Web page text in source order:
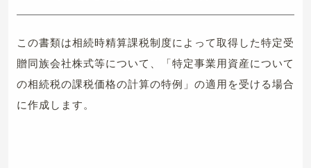
この書類は相続時精算課税制度によって取得した特定受
贈同族会社株式等について、「特定事業用資産について
の相続税の課税価格の計算の特例」の適用を受ける場合
に作成します。